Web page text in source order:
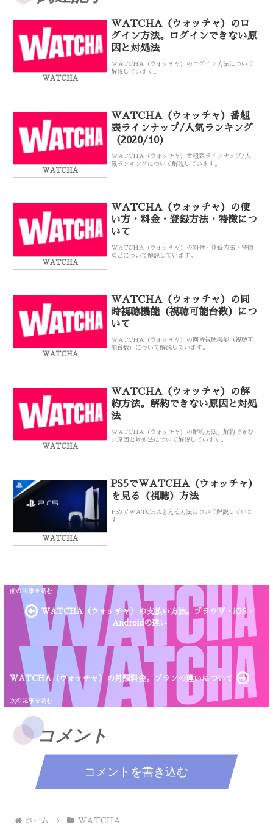
WATCHA
WATCHA（ウォッチャ）のロ
グイン方法。ログインできない原
因と対処法
WATCHA（ウォッチャ）のログイン方法について
解説しています。
WATCHA
WATCHA（ウォッチャ）番組
表ラインナップ/人気ランキング
（2020/10）
WATCHA（ウォッチャ）番組表ラインナップ/人
気ランキングについて解説しています。
WATCHA
WATCHA（ウォッチャ）の使
い方・料金・登録方法・特徴につ
いて
WATCHA（ウォッチャ）の料金・登録方法・特徴
などについて解説しています。
WATCHA
WATCHA（ウォッチャ）の同
時視聴機能（視聴可能台数）につ
いて
WATCHA（ウォッチャ）の同時視聴機能（視聴可
能台数）について解説しています。
WATCHA
WATCHA（ウォッチャ）の解
約方法。解約できない原因と対処
法
WATCHA（ウォッチャ）の解約方法。解約できな
い原因と対処法について解説しています。
WATCHA
PS5でWATCHA（ウォッチャ）
を見る（視聴）方法
PS5でWATCHAを見る方法について解説していま
す。
WATCHA（ウォッチャ）の支払い方法。ブラウザ・iOS・
Androidの違い
WATCHA（ウォッチャ）の月額料金。プランの違いについて
コメント
コメントを書き込む
ホーム WATCHA